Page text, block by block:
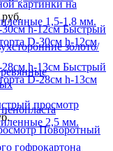
1,5-1,8 мм.
золото/
2,5 мм.
гофрокартона
картинки на
Быстрый
D-30см h-12см
Быстрый
D-28см h-13см
просмотр
Поворотный